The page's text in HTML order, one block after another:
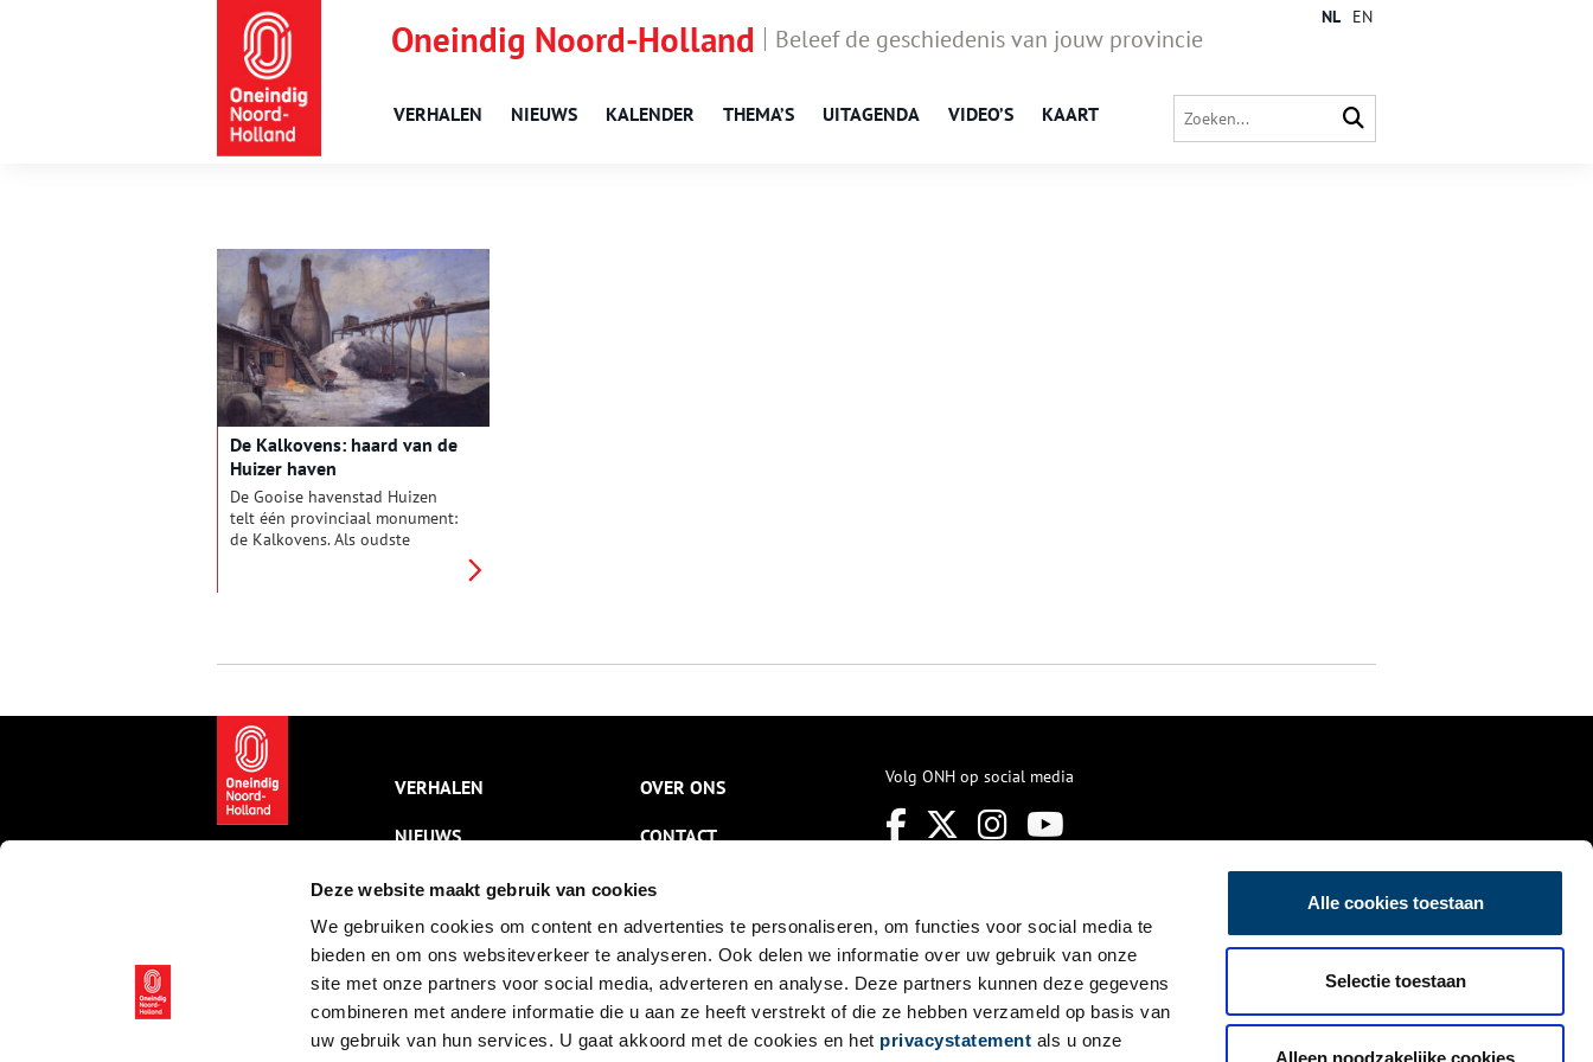
Deze website maakt gebruik van cookies
We gebruiken cookies om content en advertenties te personaliseren, om functies voor social media te
bieden en om ons websiteverkeer te analyseren. Ook delen we informatie over uw gebruik van onze
site met onze partners voor social media, adverteren en analyse. Deze partners kunnen deze gegevens
combineren met andere informatie die u aan ze heeft verstrekt of die ze hebben verzameld op basis van
uw gebruik van hun services. U gaat akkoord met de cookies en het privacystatement als u onze
Alle cookies toestaan
Selectie toestaan
Alleen noodzakelijke cookies
Oneindig Noord-Holland Beleef de geschiedenis van jouw provincie
VERHALEN NIEUWS KALENDER THEMA’S UITAGENDA VIDEO’S KAART
NL EN
De Kalkovens: haard van de
Huizer haven
De Gooise havenstad Huizen
telt één provinciaal monument:
de Kalkovens. Als oudste
nu een gewilde
gemaakt en waarom was deze
industrie zo belangrijk voor
Huizen?
VERHALEN
NIEUWS
KALENDER
THEMA’S
ACTIVITEITEN
VIDEO’S
OVER ONS
CONTACT
NIEUWSBRIEF
DISCLAIMER
PRIVACY
TOEGANKELIJKHEID
Volg ONH op social media